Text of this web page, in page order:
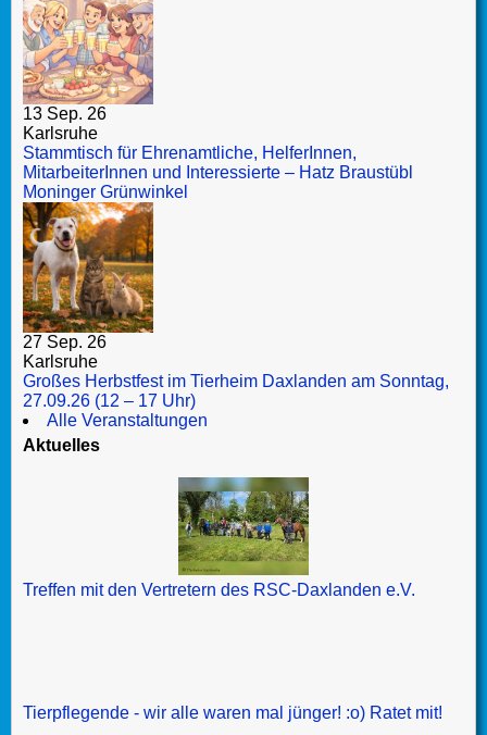
13 Sep. 26
Karlsruhe
Stammtisch für Ehrenamtliche, HelferInnen,
MitarbeiterInnen und Interessierte – Hatz Braustübl
Moninger Grünwinkel
27 Sep. 26
Karlsruhe
Großes Herbstfest im Tierheim Daxlanden am Sonntag,
27.09.26 (12 – 17 Uhr)
Alle Veranstaltungen
Aktuelles
Treffen mit den Vertretern des RSC-Daxlanden e.V.
Tierpflegende - wir alle waren mal jünger! :o) Ratet mit!